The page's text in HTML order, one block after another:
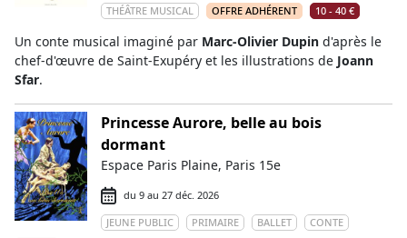
THÉÂTRE MUSICAL OFFRE ADHÉRENT 10 - 40 €
Un conte musical imaginé par Marc-Olivier Dupin d'après le
chef-d'œuvre de Saint-Exupéry et les illustrations de Joann
Sfar.
Princesse Aurore, belle au bois
dormant
Espace Paris Plaine, Paris 15e
du 9 au 27 déc. 2026
JEUNE PUBLIC
PRIMAIRE BALLET
CONTE